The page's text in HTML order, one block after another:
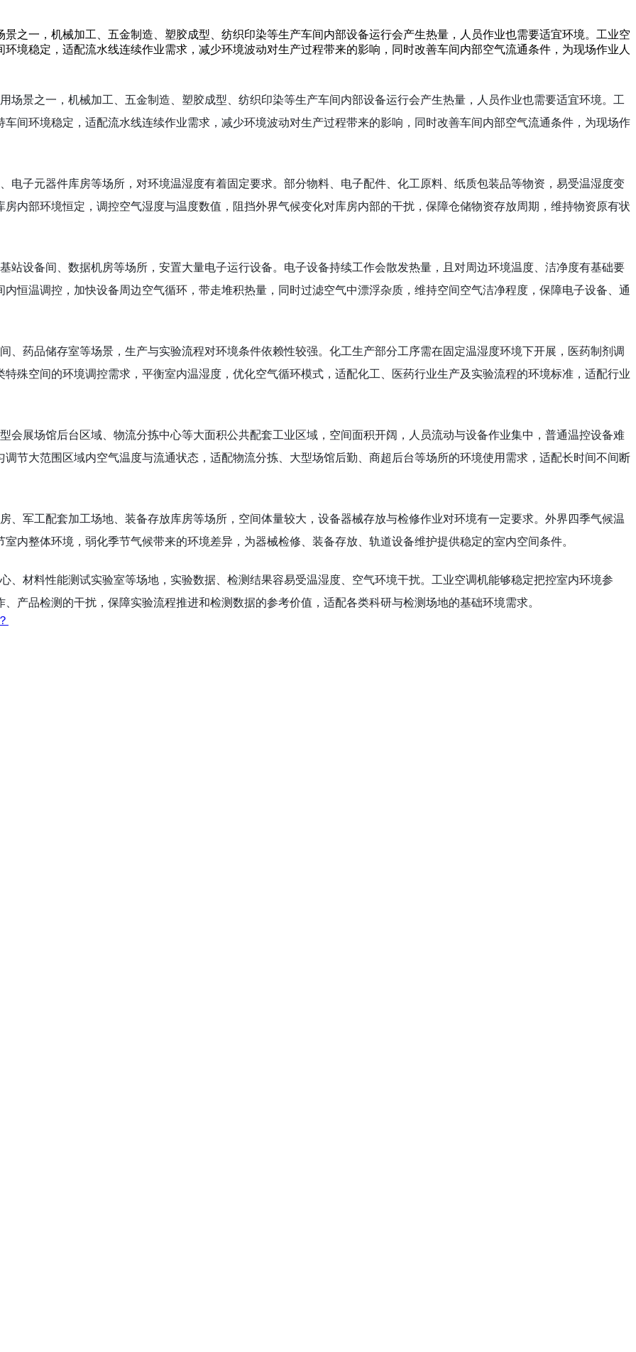
之一，机械加工、五金制造、塑胶成型、纺织印染等生产车间内部设备运行会产生热量，人员作业也需要适宜环境。工业空
境稳定，适配流水线连续作业需求，减少环境波动对生产过程带来的影响，同时改善车间内部空气流通条件，为现场作业人
景之一，机械加工、五金制造、塑胶成型、纺织印染等生产车间内部设备运行会产生热量，人员作业也需要适宜环境。工
间环境稳定，适配流水线连续作业需求，减少环境波动对生产过程带来的影响，同时改善车间内部空气流通条件，为现场作
电子元器件库房等场所，对环境温湿度有着固定要求。部分物料、电子配件、化工原料、纸质包装品等物资，易受温湿度变
内部环境恒定，调控空气湿度与温度数值，阻挡外界气候变化对库房内部的干扰，保障仓储物资存放周期，维持物资原有状
站设备间、数据机房等场所，安置大量电子运行设备。电子设备持续工作会散发热量，且对周边环境温度、洁净度有基础要
恒温调控，加快设备周边空气循环，带走堆积热量，同时过滤空气中漂浮杂质，维持空间空气洁净程度，保障电子设备、通
、药品储存室等场景，生产与实验流程对环境条件依赖性较强。化工生产部分工序需在固定温湿度环境下开展，医药制剂调
殊空间的环境调控需求，平衡室内温湿度，优化空气循环模式，适配化工、医药行业生产及实验流程的环境标准，适配行业
会展场馆后台区域、物流分拣中心等大面积公共配套工业区域，空间面积开阔，人员流动与设备作业集中，普通温控设备难
节大范围区域内空气温度与流通状态，适配物流分拣、大型场馆后勤、商超后台等场所的环境使用需求，适配长时间不间断
、军工配套加工场地、装备存放库房等场所，空间体量较大，设备器械存放与检修作业对环境有一定要求。外界四季气候温
内整体环境，弱化季节气候带来的环境差异，为器械检修、装备存放、轨道设备维护提供稳定的室内空间条件。
、材料性能测试实验室等场地，实验数据、检测结果容易受温湿度、空气环境干扰。工业空调机能够稳定把控室内环境参
产品检测的干扰，保障实验流程推进和检测数据的参考价值，适配各类科研与检测场地的基础环境需求。